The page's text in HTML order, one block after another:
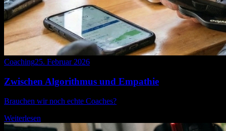
Coaching25. Februar 2026
Zwischen Algorithmus und Empathie
Brauchen wir noch echte Coaches?
Weiterlesen